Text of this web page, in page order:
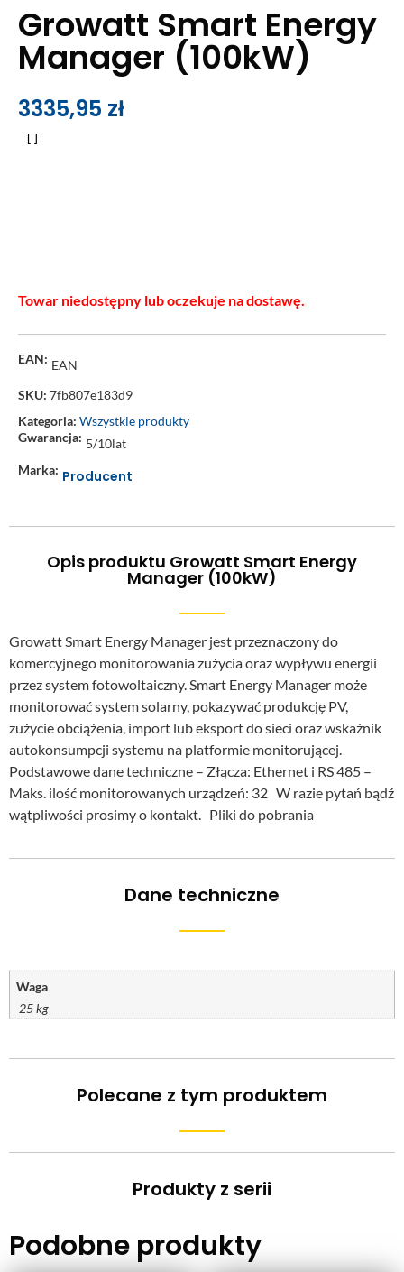
Growatt Smart Energy
Manager (100kW)
3335,95 zł
Towar niedostępny lub oczekuje na dostawę.
EAN: EAN
SKU: 7fb807e183d9
Kategoria: Wszystkie produkty
Gwarancja: 5/10lat
Marka: Producent
Opis produktu Growatt Smart Energy
Manager (100kW)
Growatt Smart Energy Manager jest przeznaczony do
komercyjnego monitorowania zużycia oraz wypływu energii
przez system fotowoltaiczny. Smart Energy Manager może
monitorować system solarny, pokazywać produkcję PV,
zużycie obciążenia, import lub eksport do sieci oraz wskaźnik
autokonsumpcji systemu na platformie monitorującej.
Podstawowe dane techniczne – Złącza: Ethernet i RS 485 –
Maks. ilość monitorowanych urządzeń: 32 W razie pytań bądź
wątpliwości prosimy o kontakt. Pliki do pobrania
Dane techniczne
Waga
25 kg
Polecane z tym produktem
Produkty z serii
Podobne produkty